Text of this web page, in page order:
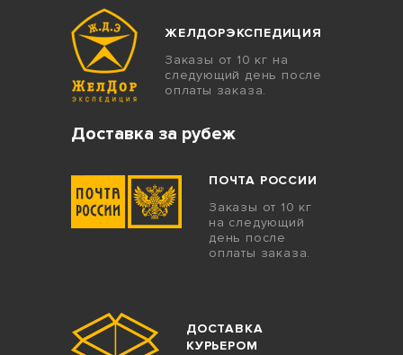
ЖЕЛДОРЭКСПЕДИЦИЯ
Заказы от 10 кг на
следующий день после
оплаты заказа.
Доставка за рубеж
ПОЧТА РОССИИ
Заказы от 10 кг
на следующий
день после
оплаты заказа.
ДОСТАВКА
КУРЬЕРОМ